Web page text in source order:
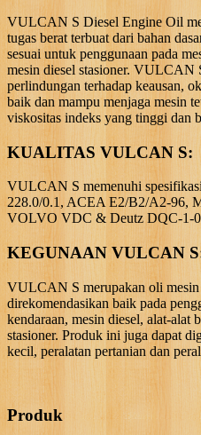
VULCAN S Diesel Engine Oil
tugas berat terbuat dari bahan
sesuai untuk penggunaan pada
mesin diesel stasioner. VULCAN
perlindungan terhadap keausan,
baik dan mampu menjaga mesin
viskositas indeks yang tinggi dan
KUALITAS VULCAN S:
VULCAN S memenuhi
228.0/0.1, ACEA E2/B2/A2-96,
VOLVO VDC & Deutz DQC-1-
KEGUNAAN VULCAN
VULCAN S merupakan oli mesin
direkomendasikan baik pada
kendaraan, mesin diesel, alat-alat
stasioner. Produk ini juga dapat
kecil, peralatan pertanian dan
Produk